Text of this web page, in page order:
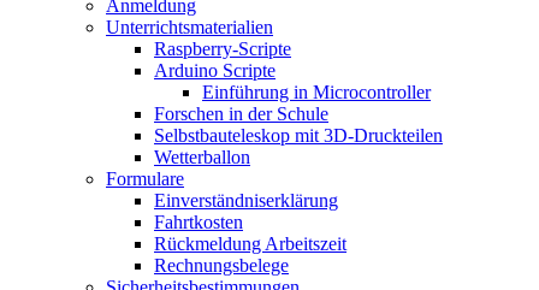
Anmeldung
Unterrichtsmaterialien
Raspberry-Scripte
Arduino Scripte
Einführung in Microcontroller
Forschen in der Schule
Selbstbauteleskop mit 3D-Druckteilen
Wetterballon
Formulare
Einverständniserklärung
Fahrtkosten
Rückmeldung Arbeitszeit
Rechnungsbelege